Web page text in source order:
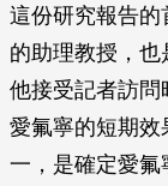
這份研究報告
的助理教授，也
他接受記者訪問
愛氟寧的短期效
一，是確定愛氟